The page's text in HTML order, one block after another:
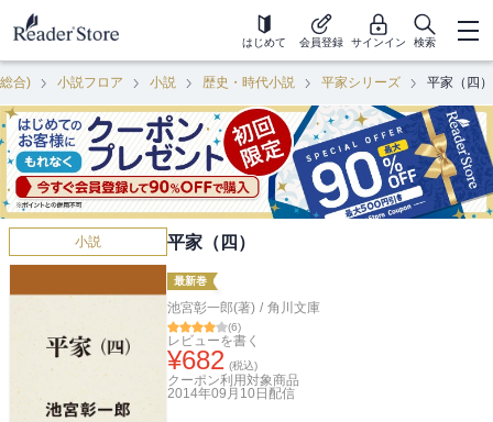
はじめて 会員登録 サインイン 検索
合) 小説フロア 小説 歴史・時代小説 平家シリーズ 平家（四）
小説 平家（四）
最新巻
池宮彰一郎(著) / 角川文庫
(6)
レビューを書く
¥682 (税込)
クーポン利用対象商品
2014年09月10日 配信